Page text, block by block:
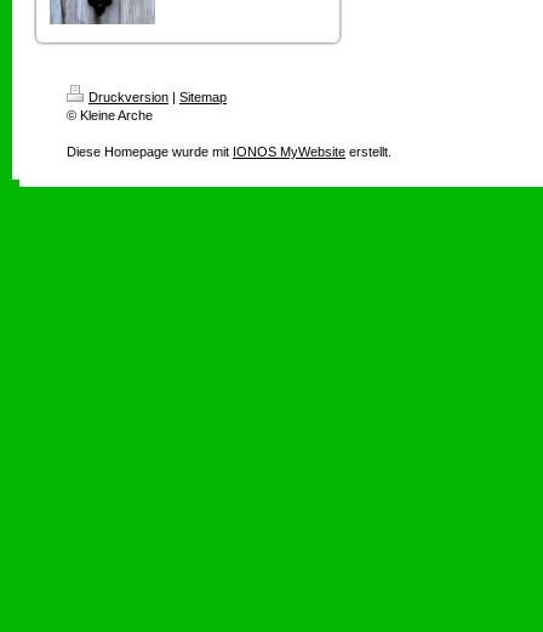
Druckversion | Sitemap
© Kleine Arche
Diese Homepage wurde mit IONOS MyWebsite erstellt.